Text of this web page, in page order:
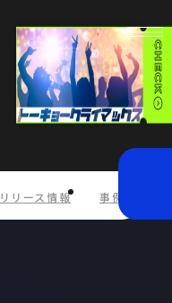
リリース情報 事例紹介